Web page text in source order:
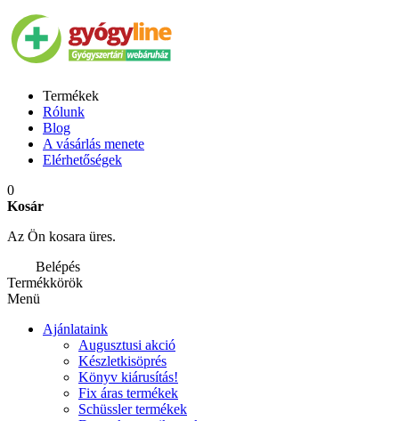
Termékek
Rólunk
Blog
A vásárlás menete
Elérhetőségek
0
Kosár
Az Ön kosara üres.
Belépés
Termékkörök
Menü
Ajánlataink
Augusztusi akció
Készletkisöprés
Könyv kiárusítás!
Fix áras termékek
Schüssler termékek